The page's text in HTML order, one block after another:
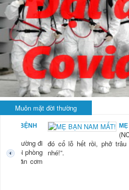
Muôn mặt đời thường
CHUYỆN Ở BỆNH
xuống giường đi
cuối phòng
lẽ ngồi ăn cơm
đó cổ lỗ hết rồi,
nhé!”.